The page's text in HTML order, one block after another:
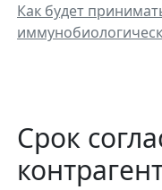
Как будет
Срок